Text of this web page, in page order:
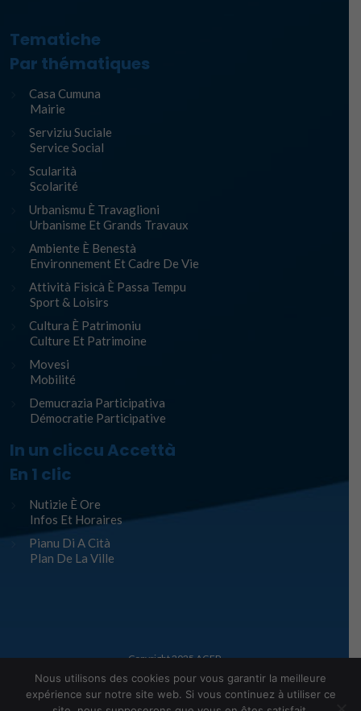
Tematiche
Par thématiques
Casa Cumuna
Mairie
Serviziu Suciale
Service Social
Scularità
Scolarité
Urbanismu È Travaglioni
Urbanisme Et Grands Travaux
Ambiente È Benestà
Environnement Et Cadre De Vie
Attività Fisicà È Passa Tempu
Sport & Loisirs
Cultura È Patrimoniu
Culture Et Patrimoine
Movesi
Mobilité
Demucrazia Participativa
Démocratie Participative
In un cliccu Accettà
En 1 clic
Nutizie È Ore
Infos Et Horaires
Pianu Di A Cità
Plan De La Ville
Copyright 2025AGEP
Legge infurmàtiche – Mentions Légales
Nous utilisons des cookies pour vous garantir la meilleure
expérience sur notre site web. Si vous continuez à utiliser ce